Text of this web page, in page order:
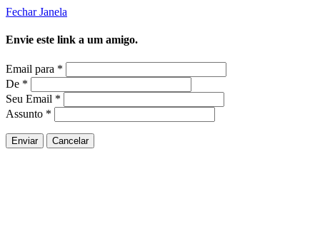
Fechar Janela
Envie este link a um amigo.
Email para *
De *
Seu Email *
Assunto *
Enviar Cancelar